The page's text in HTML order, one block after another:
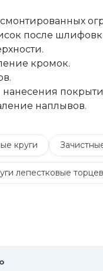
после
кромок.
нанесения
наплывов.
круги
лепестковые
круги